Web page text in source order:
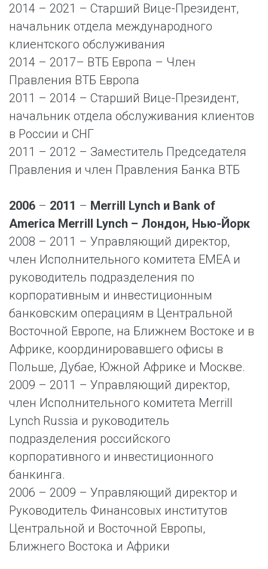
2014 – 2021 – Старший Вице-Президент,
начальник отдела международного
клиентского обслуживания
2014 – 2017– ВТБ Европа – Член
Правления ВТБ Европа
2011 – 2014 – Старший Вице-Президент,
начальник отдела обслуживания клиентов
в России и СНГ
2011 – 2012 – Заместитель Председателя
Правления и член Правления Банка ВТБ
2006 – 2011 – Merrill Lynch и Bank of
America Merrill Lynch – Лондон, Нью-Йорк
2008 – 2011 – Управляющий директор,
член Исполнительного комитета EMEA и
руководитель подразделения по
корпоративным и инвестиционным
банковским операциям в Центральной
Восточной Европе, на Ближнем Востоке и в
Африке, координировавшего офисы в
Польше, Дубае, Южной Африке и Москве.
2009 – 2011 – Управляющий директор,
член Исполнительного комитета Merrill
Lynch Russia и руководитель
подразделения российского
корпоративного и инвестиционного
банкинга.
2006 – 2009 – Управляющий директор и
Руководитель Финансовых институтов
Центральной и Восточной Европы,
Ближнего Востока и Африки